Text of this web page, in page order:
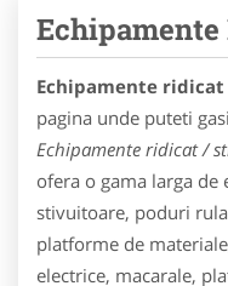
Echipamente
pagina unde puteti
Echipamente ridicat /
ofera o gama larga
stivuitoare, poduri
platforme de
electrice, macarale,